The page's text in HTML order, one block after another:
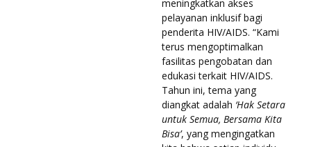
meningkatkan akses
pelayanan inklusif bagi
penderita HIV/AIDS. “Kami
terus mengoptimalkan
fasilitas pengobatan dan
edukasi terkait HIV/AIDS.
Tahun ini, tema yang
diangkat adalah ‘Hak Setara
untuk Semua, Bersama Kita
Bisa’, yang mengingatkan